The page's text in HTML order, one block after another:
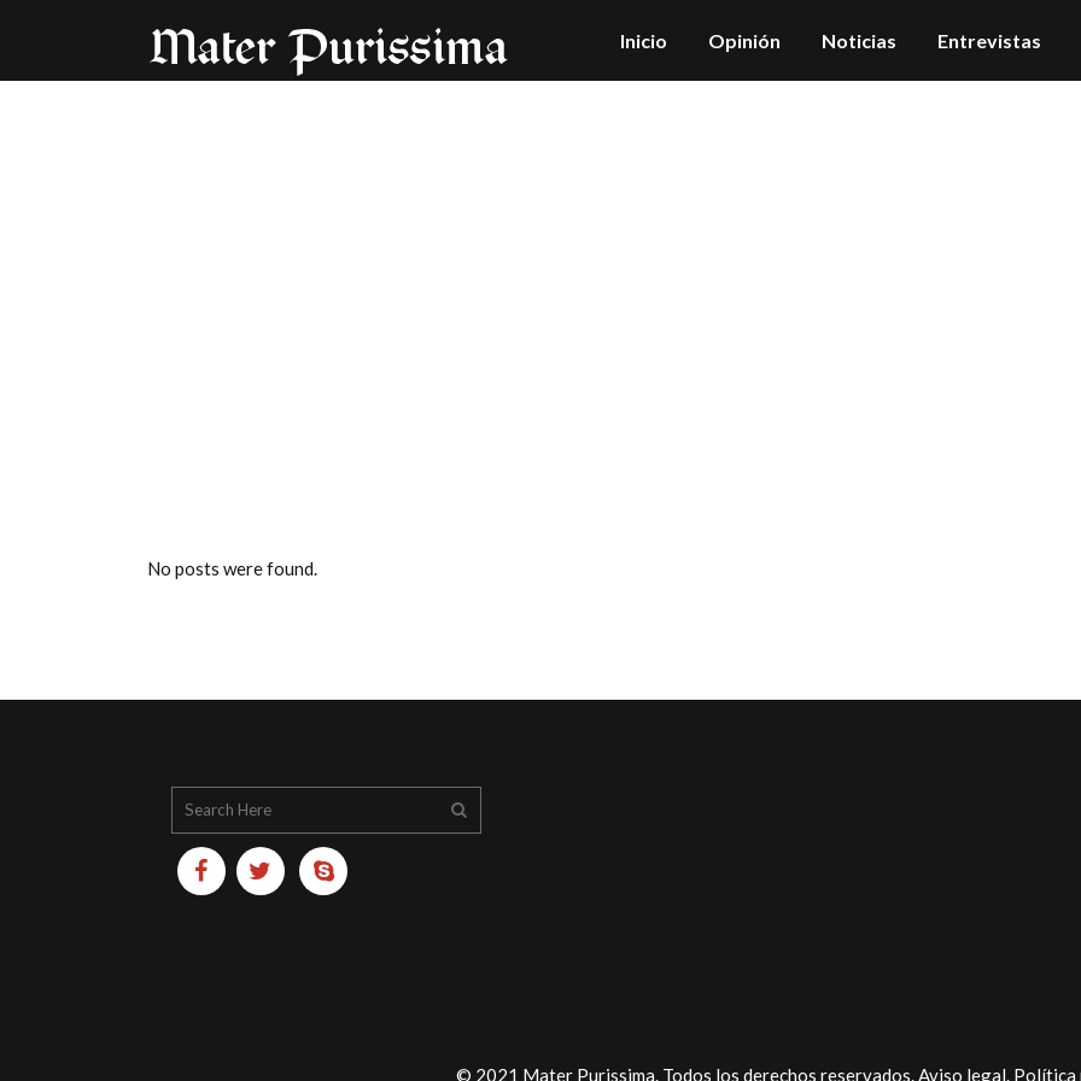
Inicio Opinión Noticias Entrevistas
No posts were found.
© 2021 Mater Purissima. Todos los derechos reservados.Aviso legal. Política